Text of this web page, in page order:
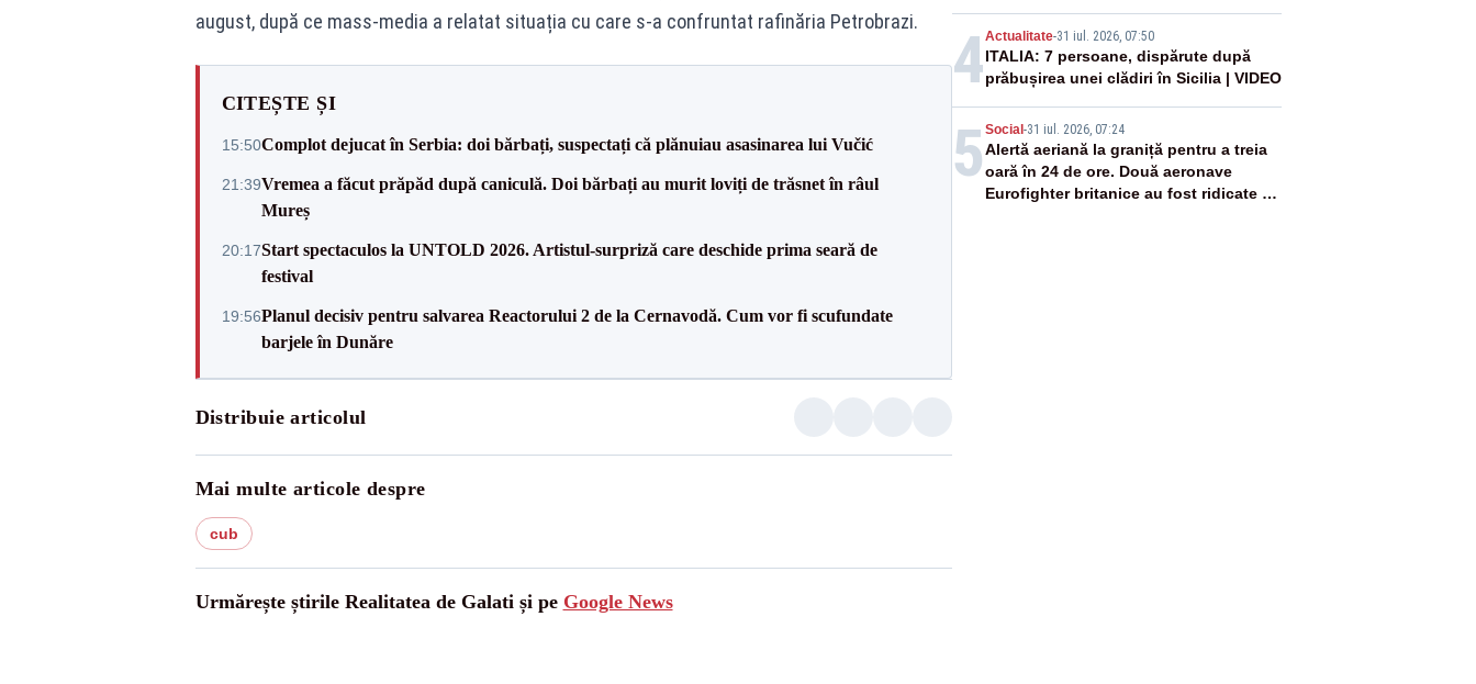
august, după ce mass-media a relatat situația cu care s-a confruntat rafinăria Petrobrazi.
CITEȘTE ȘI
15:50Complot dejucat în Serbia: doi bărbați, suspectați că plănuiau asasinarea lui Vučić
21:39Vremea a făcut prăpăd după caniculă. Doi bărbați au murit loviți de trăsnet în râul
Mureș
20:17Start spectaculos la UNTOLD 2026. Artistul-surpriză care deschide prima seară de
festival
19:56Planul decisiv pentru salvarea Reactorului 2 de la Cernavodă. Cum vor fi scufundate
barjele în Dunăre
Distribuie articolul
Mai multe articole despre
cub
Urmărește știrile Realitatea de Galati și pe Google News
rachetă rusească
4Actualitate-31 iul. 2026, 07:50
ITALIA: 7 persoane, dispărute după
prăbușirea unei clădiri în Sicilia | VIDEO
5 Social -31 iul. 2026, 07:24
Alertă aeriană la graniță pentru a treia
oară în 24 de ore. Două aeronave
Eurofighter britanice au fost ridicate de